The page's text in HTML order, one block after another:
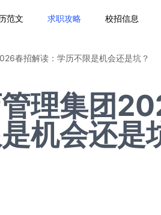
范文 求职攻略 校招信息
春招解读：学历不限是机会还是坑？
理集团
机会还是